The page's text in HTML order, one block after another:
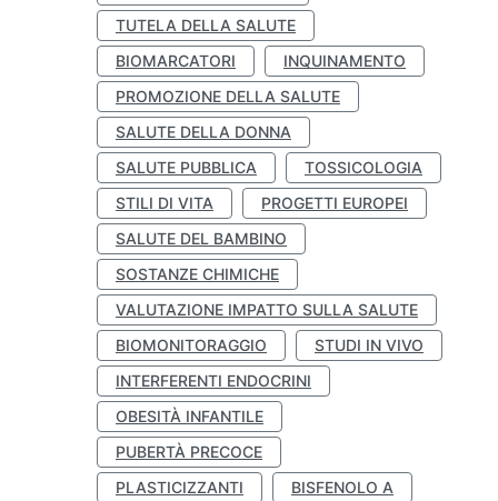
TUTELA DELLA SALUTE
BIOMARCATORI
INQUINAMENTO
PROMOZIONE DELLA SALUTE
SALUTE DELLA DONNA
SALUTE PUBBLICA
TOSSICOLOGIA
STILI DI VITA
PROGETTI EUROPEI
SALUTE DEL BAMBINO
SOSTANZE CHIMICHE
VALUTAZIONE IMPATTO SULLA SALUTE
BIOMONITORAGGIO
STUDI IN VIVO
INTERFERENTI ENDOCRINI
OBESITÀ INFANTILE
PUBERTÀ PRECOCE
PLASTICIZZANTI
BISFENOLO A